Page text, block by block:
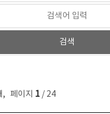
, 페이지 1/ 24